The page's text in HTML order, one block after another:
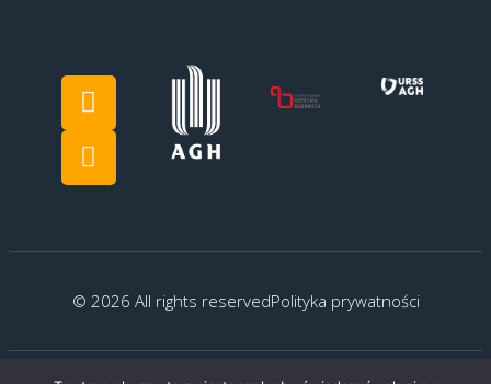
© 2026 All rights reservedPolityka prywatności